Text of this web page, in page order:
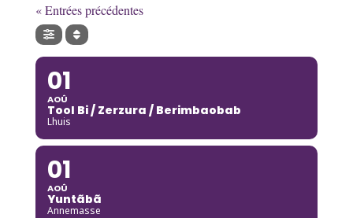
« Entrées précédentes
01
AOÛ
Tool Bi / Zerzura / Berimbaobab
Lhuis
01
AOÛ
Yuntãbã
Annemasse